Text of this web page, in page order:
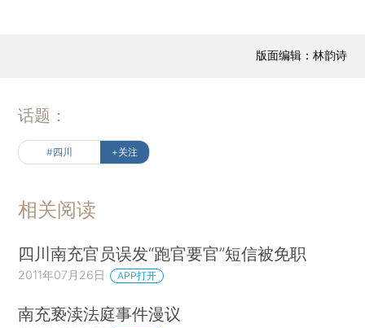
版面编辑：林韵诗
话题：
#四川 +关注
相关阅读
四川南充官员误发“跑官要官”短信被免职
2011年07月26日 APP打开
南充亵渎法庭事件漫议